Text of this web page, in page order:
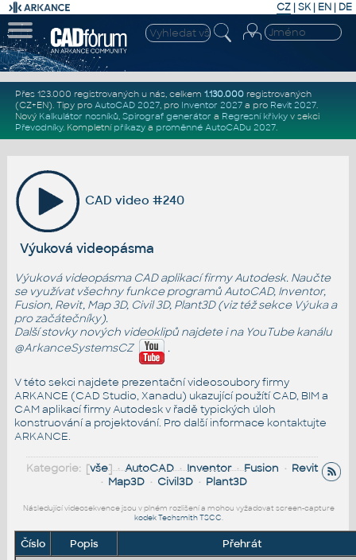
CZ | SK| EN | DE
Přes 123.000 registrovaných u nás, celkem 1.130.000registrovaných
(CZ+EN). Tipy pro AutoCAD 2027, pro Inventor 2027a pro Revit 2027.
Nový Kalkulátor nosníků, Spirograf generátor a Regresní křivkyv sekci
Převodníky. Kompletní příkazya proměnné AutoCADu 2027.
CAD video #240
Výuková videopásma
Výuková videopásma CAD aplikací firmy Autodesk. Naučte
se využívat všechny funkce programů AutoCAD, Inventor,
Fusion, Revit, Map 3D, Civil 3D, Plant3D (viz též sekce Výukaa
pro začátečníky).
Další stovky nových videoklipů najdete i na YouTube kanálu
@ArkanceSystemsCZ
.
V této sekci najdete prezentační videosoubory firmy
ARKANCE (CAD Studio, Xanadu) ukazující použítí CAD, BIM a
CAM aplikací firmy Autodesk v řadě typických úloh
konstruování a projektování. Pro další informace kontaktujte
ARKANCE.
Kategorie: [vše] •AutoCAD•Inventor•Fusion • Revit
• Map3D• Civil3D• Plant3D
Následující videosekvence jsou v plném rozlišení a mohou vyžadovat screen-capture
kodek Techsmith TSCC.
Číslo Popis
Přehrát